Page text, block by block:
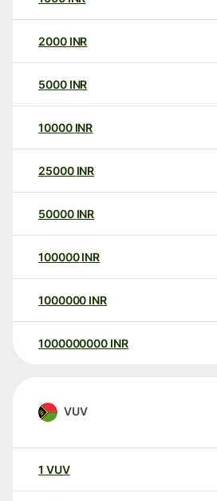
2000 INR
5000 INR
10000 INR
25000 INR
50000 INR
100000 INR
1000000 INR
1000000000 INR
VUV
1 VUV